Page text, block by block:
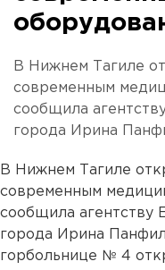
В Нижнем Тагиле
современным
сообщила
города Ирина
В Нижнем Тагиле
современным
сообщила агентству
города Ирина
горбольнице № 4